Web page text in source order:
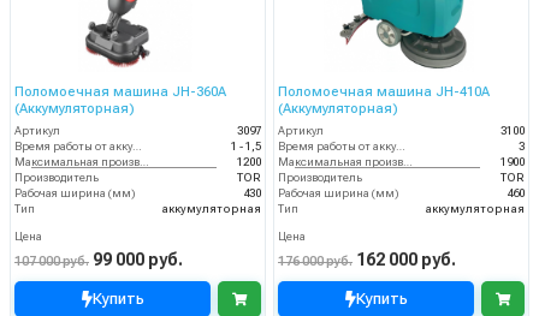
Поломоечная машина JH-360A
(Аккумуляторная)
Артикул
3097
Время работы от аккумуляторов (ч)
1 - 1,5
1200
Производитель
TOR
Рабочая ширина (мм)
430
Тип
аккумуляторная
Цена
107 000 руб. 99 000 руб.
Купить
Поломоечная машина JH-410A
(Аккумуляторная)
Артикул
3100
Время работы от аккумуляторов (ч)
3
1900
Производитель
TOR
Рабочая ширина (мм)
460
Тип
аккумуляторная
Цена
176 000 руб. 162 000 руб.
Купить